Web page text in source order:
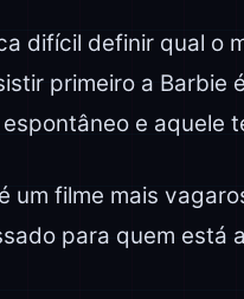
difícil definir qual o
primeiro a Barbie
e aquele
um filme mais
para quem está